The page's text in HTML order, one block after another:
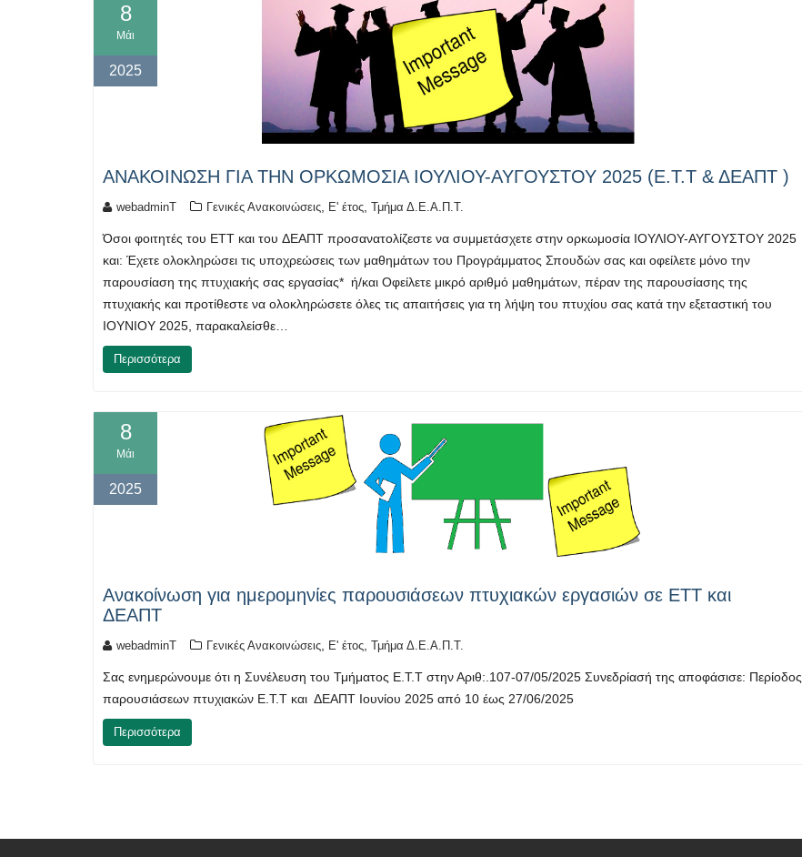
8
Μάι
2025
ΑΝΑΚΟΙΝΩΣΗ ΓΙΑ ΤΗΝ ΟΡΚΩΜΟΣΙΑ ΙΟΥΛΙΟΥ-ΑΥΓΟΥΣΤΟΥ 2025 (Ε.Τ.Τ & ΔΕΑΠΤ )
webadminT Γενικές Ανακοινώσεις Ε' έτος Τμήμα Δ.Ε.Α.Π.Τ.
Όσοι φοιτητές του ΕΤΤ και του ΔΕΑΠΤ προσανατολίζεστε να συμμετάσχετε στην ορκωμοσία ΙΟΥΛΙΟΥ-ΑΥΓΟΥΣΤΟΥ 2025
και: Έχετε ολοκληρώσει τις υποχρεώσεις των μαθημάτων του Προγράμματος Σπουδών σας και οφείλετε μόνο την
παρουσίαση της πτυχιακής σας εργασίας* ή/και Οφείλετε μικρό αριθμό μαθημάτων, πέραν της παρουσίασης της
πτυχιακής και προτίθεστε να ολοκληρώσετε όλες τις απαιτήσεις για τη λήψη του πτυχίου σας κατά την εξεταστική του
ΙΟΥΝΙΟΥ 2025, παρακαλείσθε…
Περισσότερα
8
Μάι
2025
Ανακοίνωση για ημερομηνίες παρουσιάσεων πτυχιακών εργασιών σε ΕΤΤ και
ΔΕΑΠΤ
webadminT Γενικές Ανακοινώσεις Ε' έτος Τμήμα Δ.Ε.Α.Π.Τ.
Σας ενημερώνουμε ότι η Συνέλευση του Τμήματος Ε.Τ.Τ στην Αριθ:.107-07/05/2025 Συνεδρίασή της αποφάσισε: Περίοδος
παρουσιάσεων πτυχιακών Ε.Τ.Τ και ΔΕΑΠΤ Ιουνίου 2025 από 10 έως 27/06/2025
Περισσότερα